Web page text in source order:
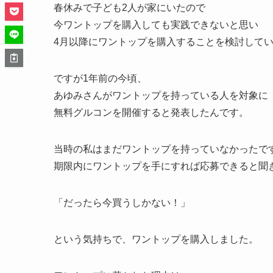
春休みで子ども2人が家にいたので
今ワントップを購入しても実践できないと思い
4月以降にワントップを購入することを検討してい
ですが1年前の今頃、
あゆみさんがワントップを持っている人を対象に
無料グルコンを開催すると発表したんです。
当時の私はまだワントップを持っていなかったで
期限内にワントップを手にすれば応募できると聞
「だったら今買うしかない！」
という気持ちで、ワントップを購入しました。